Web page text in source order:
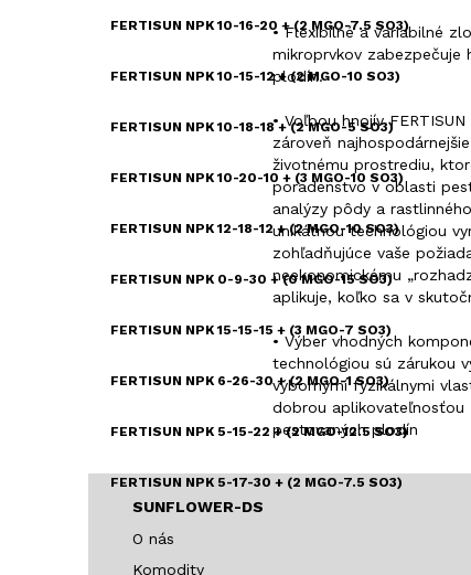
FERTISUN NPK 10-16-20 + (2 MGO-7.5 SO3)
FERTISUN NPK 10-15-12 + (2 MGO-10 SO3)
FERTISUN NPK 10-18-18 + (2 MGO-5 SO3)
FERTISUN NPK 10-20-10 + (3 MGO-10 SO3)
FERTISUN NPK 12-18-12 + (2 MGO-10 SO3)
FERTISUN NPK 0-9-30 + (0 MGO-15 SO3)
FERTISUN NPK 15-15-15 + (3 MGO-7 SO3)
FERTISUN NPK 6-26-30 + (2 MGO-1 SO3)
FERTISUN NPK 5-15-22 + (2 MGO-12.5 SO3)
FERTISUN NPK 5-17-30 + (2 MGO-7.5 SO3)
FERTISUN NPK 9-23-23
• Flexibilné a variabilné
mikroprvkov zabezpečuje
plodín.
• Voľbou hnojív
zároveň
životnému prostrediu,
poradenstvo v oblasti
analýzy pôdy a
unikátnou technológiou
zohľadňujúce vaše
neekonomickému
aplikuje, koľko sa v
• Výber vhodných
technológiou sú zárukou
výbornými fyzikálnymi
dobrou aplikovateľnosťou
pestovaných plodín
SUNFLOWER-DS
O nás
Komodity